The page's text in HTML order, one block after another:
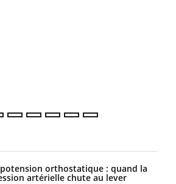
orthostatique : quand la
artérielle chute au lever